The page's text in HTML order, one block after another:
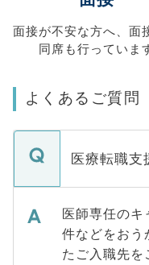
面接が不安な方へ、 面
同席も行っていま
よくあるご質問
医療転職支
医師専任のキ
件などをおう
たご入職先を